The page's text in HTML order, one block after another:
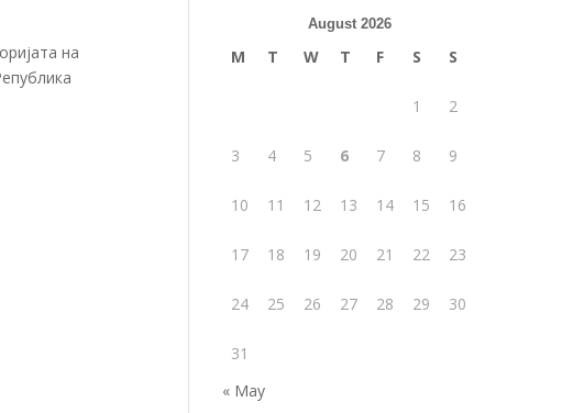
на
August 2026
M T W T F S S
1 2
3 4 5 6 7 8 9
10 11 12 13 14 15 16
17 18 19 20 21 22 23
24 25 26 27 28 29 30
31
« May